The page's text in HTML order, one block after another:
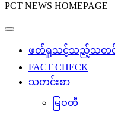
PCT NEWS HOMEPAGE
ဖတ်ရှုသင့်သည့်သတင်း
FACT CHECK
သတင်းစာ
မြဝတီ